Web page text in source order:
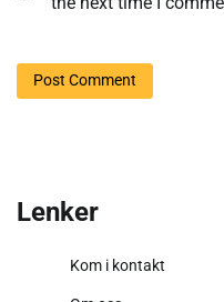
Lenker
Kom i kontakt